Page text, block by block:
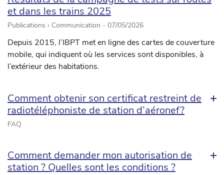
et dans les trains 2025
Publications › Communication - 07/05/2026
Depuis 2015, l’IBPT met en ligne des cartes de couverture
mobile, qui indiquent où les services sont disponibles, à
l’extérieur des habitations.
Comment obtenir son certificat restreint de
radiotéléphoniste de station d’aéronef?
FAQ
Comment demander mon autorisation de
station ? Quelles sont les conditions ?